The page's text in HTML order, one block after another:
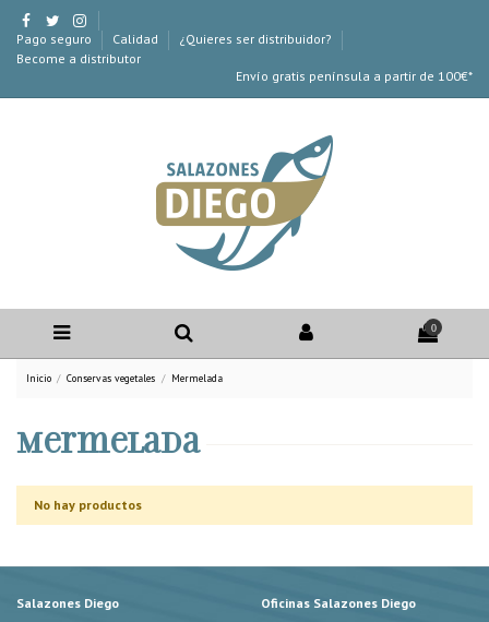
Pago seguro Calidad
¿Quieres ser distribuidor?
Become a distributor
Envío gratis península a partir de 100€*
0
Inicio Conservas vegetales Mermelada
Mermelada
No hay productos
Salazones Diego
Oficinas Salazones Diego